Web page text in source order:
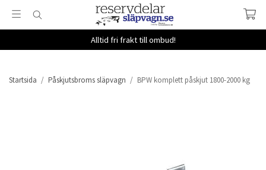
Alltid fri frakt till ombud!
Startsida / Påskjutsbroms släpvagn / BPW komplett påskjut 1800-2000 kg